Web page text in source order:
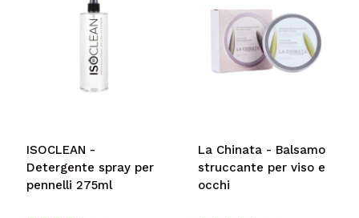
ISOCLEAN -
Detergente spray per
pennelli 275ml
La Chinata - Balsamo
struccante per viso e
occhi